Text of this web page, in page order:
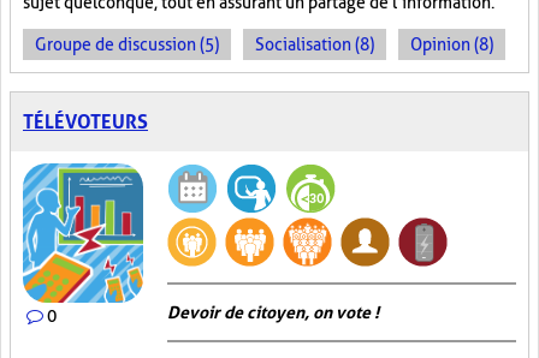
Groupe de discussion (5) Socialisation (8) Opinion (8)
TÉLÉVOTEURS
0 Devoir de citoyen, on vote !